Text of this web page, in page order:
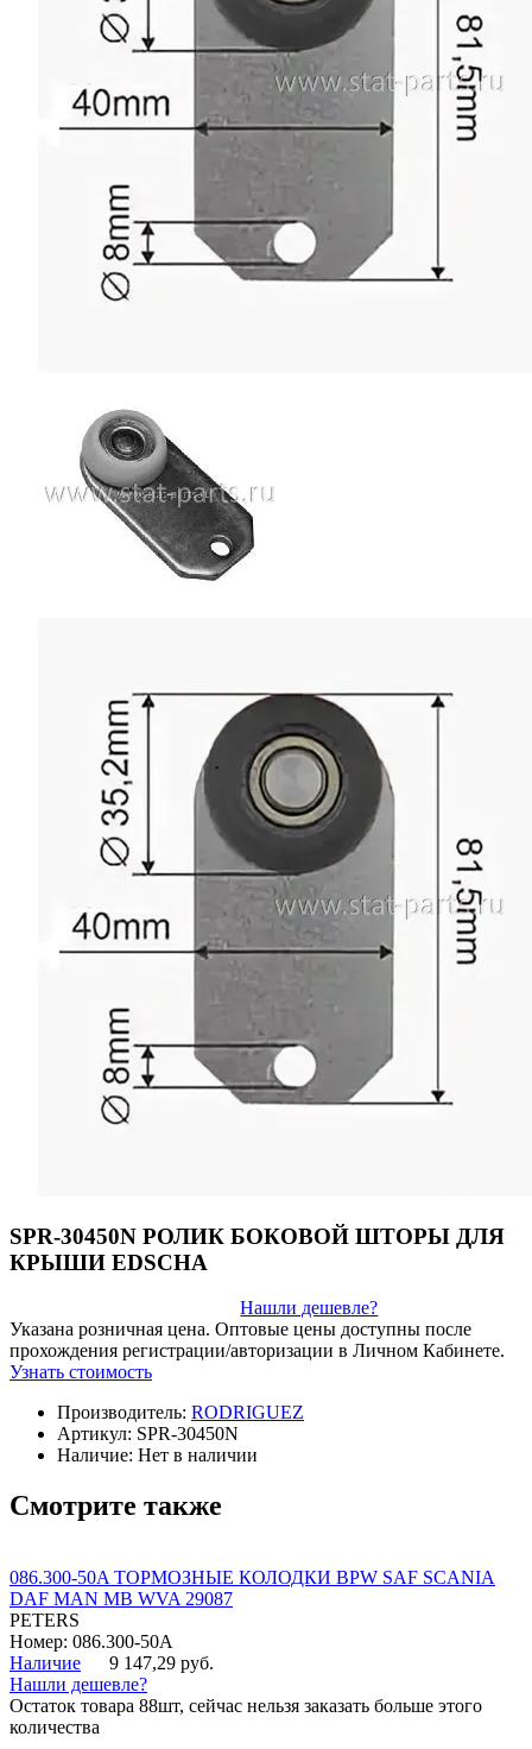
SPR-30450N РОЛИК БОКОВОЙ ШТОРЫ ДЛЯ
КРЫШИ EDSCHA
Нашли дешевле?
Указана розничная цена. Оптовые цены доступны после
прохождения регистрации/авторизации в Личном Кабинете.
Узнать стоимость
Производитель: RODRIGUEZ
Артикул: SPR-30450N
Наличие: Нет в наличии
Смотрите также
086.300-50A ТОРМОЗНЫЕ КОЛОДКИ BPW SAF SCANIA
DAF MAN MB WVA 29087
PETERS
Номер: 086.300-50A
Наличие
9 147,29 руб.
Нашли дешевле?
Остаток товара 88шт, сейчас нельзя заказать больше этого
количества